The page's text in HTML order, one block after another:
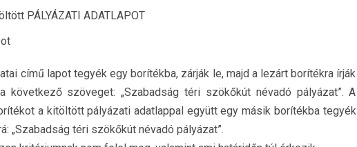
PÁLYÁZATI ADATLAPOT
című lapot tegyék egy borítékba, zárják le, majd a lezárt borítékra írják
következő szöveget: „Szabadság téri szökőkút névadó pályázat”. A
a kitöltött pályázati adatlappal együtt egy másik borítékba tegyék
„Szabadság téri szökőkút névadó pályázat”.